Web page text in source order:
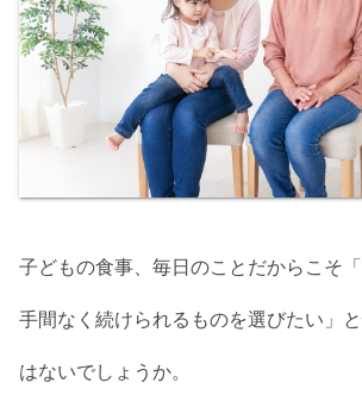
子どもの食事、毎日のことだからこそ「
手間なく続けられるものを選びたい」
はないでしょうか。